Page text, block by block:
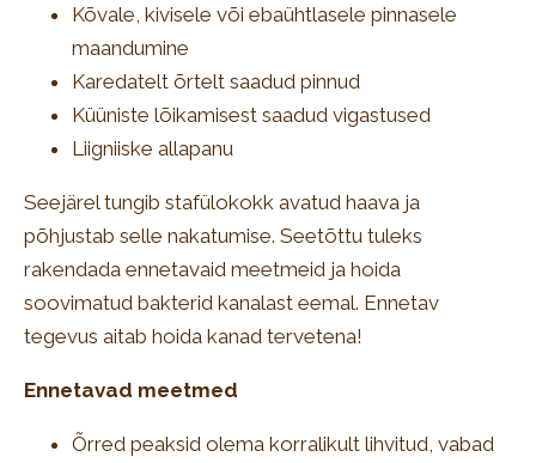
Kõvale, kivisele või ebaühtlasele pinnasele
maandumine
Karedatelt õrtelt saadud pinnud
Küüniste lõikamisest saadud vigastused
Liigniiske allapanu
Seejärel tungib stafülokokk avatud haava ja
põhjustab selle nakatumise. Seetõttu tuleks
rakendada ennetavaid meetmeid ja hoida
soovimatud bakterid kanalast eemal. Ennetav
tegevus aitab hoida kanad tervetena!
Ennetavad meetmed
Õrred peaksid olema korralikult lihvitud, vabad